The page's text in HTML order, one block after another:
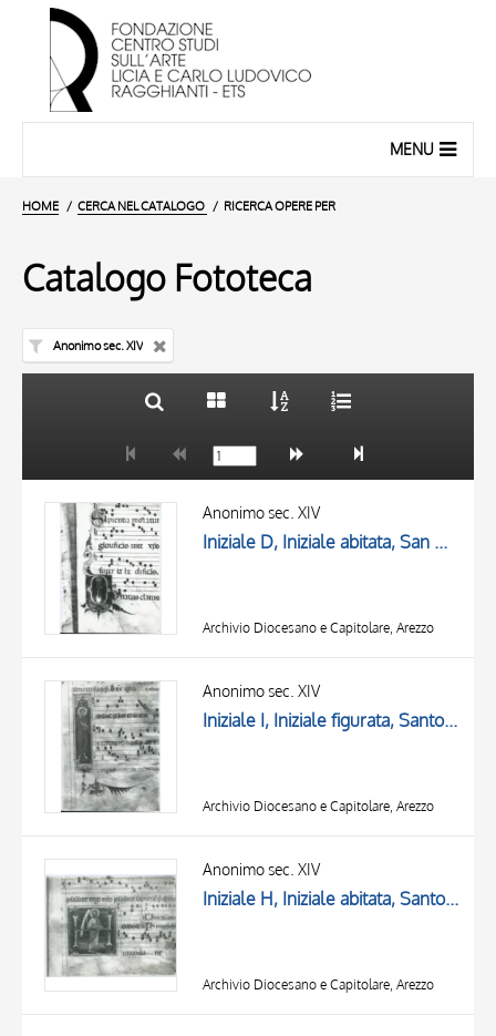
MENU
HOME CERCA NEL CATALOGO RICERCA OPERE PER
Catalogo Fototeca
Anonimo sec. XIV
AUTORE
LOCALIZZAZIONE
Anonimo sec. XIV
Iniziale D, Iniziale abitata, San Donato, Motivi decorativi fitomorfi, Notazione musicale
Archivio Diocesano e Capitolare, Arezzo
Anonimo sec. XIV
Iniziale I, Iniziale figurata, Santo martire, Motivi decorativi fitomorfi, Notazione musicale
Archivio Diocesano e Capitolare, Arezzo
Anonimo sec. XIV
Iniziale H, Iniziale abitata, Santo con cartiglio, Motivi decorativi fitomorfi, Notazione musicale
Archivio Diocesano e Capitolare, Arezzo